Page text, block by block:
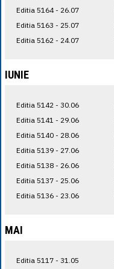
Editia 5164 - 26.07
Editia 5163 - 25.07
Editia 5162 - 24.07
IUNIE
Editia 5142 - 30.06
Editia 5141 - 29.06
Editia 5140 - 28.06
Editia 5139 - 27.06
Editia 5138 - 26.06
Editia 5137 - 25.06
Editia 5136 - 23.06
MAI
Editia 5117 - 31.05